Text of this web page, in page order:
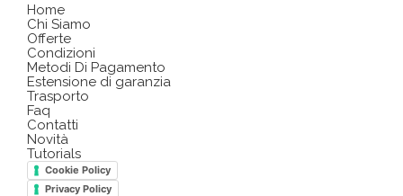
Home
Chi Siamo
Offerte
Condizioni
Metodi Di Pagamento
Estensione di garanzia
Trasporto
Faq
Contatti
Novità
Tutorials
Cookie Policy
Privacy Policy